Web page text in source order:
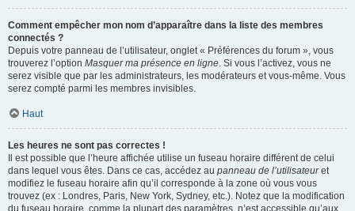
Comment empêcher mon nom d’apparaître dans la liste des membres
connectés ?
Depuis votre panneau de l’utilisateur, onglet « Préférences du forum », vous
trouverez l’option Masquer ma présence en ligne. Si vous l’activez, vous ne
serez visible que par les administrateurs, les modérateurs et vous-même. Vous
serez compté parmi les membres invisibles.
Haut
Les heures ne sont pas correctes !
Il est possible que l’heure affichée utilise un fuseau horaire différent de celui
dans lequel vous êtes. Dans ce cas, accédez au panneau de l’utilisateuret
modifiez le fuseau horaire afin qu’il corresponde à la zone où vous vous
trouvez (ex : Londres, Paris, New York, Sydney, etc.). Notez que la modification
du fuseau horaire, comme la plupart des paramètres, n’est accessible qu’aux